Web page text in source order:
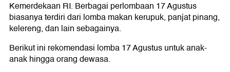
4. Lomba Memindahkan Karet Lewat Sedotan
5. Lomba Kelereng
6. Lomba Bakiak
8. Lomba Estafet Air dengan Spons
9. Lomba Mengambil Koin di Tepung
Kemerdekaan RI. Berbagai perlombaan 17 Agustus
biasanya terdiri dari lomba makan kerupuk, panjat pinang,
kelereng, dan lain sebagainya.
Berikut ini rekomendasi lomba 17 Agustus untuk anak-
anak hingga orang dewasa.